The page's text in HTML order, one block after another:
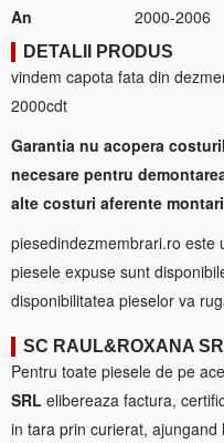
An
2000-2006
DETALII PRODUS
vindem capota fata din
2000cdt
Garantia nu acopera
necesare pentru
alte costuri aferente
piesedindezmembrari.ro este
piesele expuse sunt
disponibilitatea pieselor va
SC RAUL&ROXANA
Pentru toate piesele de pe
SRL elibereaza factura,
in tara prin curierat,